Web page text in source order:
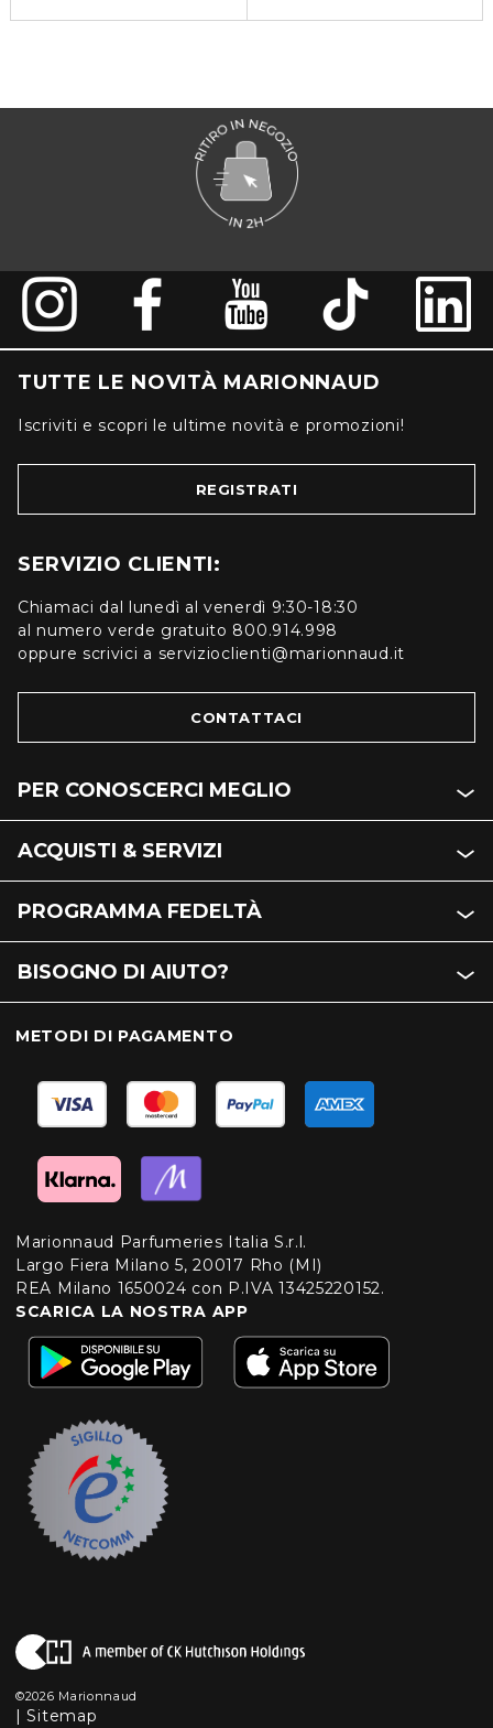
TUTTE LE NOVITÀ MARIONNAUD
Iscriviti e scopri le ultime novità e promozioni!
REGISTRATI
SERVIZIO CLIENTI:
Chiamaci dal lunedì al venerdì 9:30-18:30
al numero verde gratuito 800.914.998
oppure scrivici a servizioclienti@marionnaud.it
CONTATTACI
PER CONOSCERCI MEGLIO
ACQUISTI & SERVIZI
PROGRAMMA FEDELTÀ
BISOGNO DI AIUTO?
METODI DI PAGAMENTO
Marionnaud Parfumeries Italia S.r.l.
Largo Fiera Milano 5, 20017 Rho (MI)
REA Milano 1650024 con P.IVA 13425220152.
SCARICA LA NOSTRA APP
©2026 Marionnaud
|Sitemap